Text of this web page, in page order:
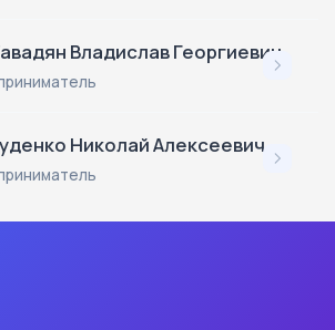
Владислав Георгиевич
Николай Алексеевич